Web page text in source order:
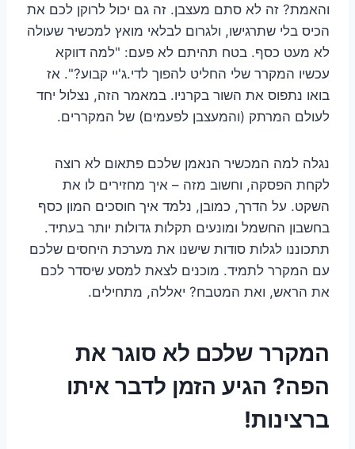
והאמת? זה לא סתם מעצבן. זה גם יכול לרוקן לכם את
הכיס בלי שתרגישו, ולגרום לבלאי מואץ למכשיר שעולה
לא מעט כסף. בטח תהיתם לא פעם: "למה דווקא
עכשיו המקרר שלי החליט להפוך לדי.ג'יי קבוע?". אז
בואו נתפוס את השור בקרניו. במאמר הזה, נצלול יחד
לעולם המרתק (והמעצבן לפעמים) של המקררים.
נגלה למה המכשיר הנאמן שלכם פתאום לא רוצה
לקחת הפסקה, וחשוב מזה – איך מחזירים לו את
השקט. על הדרך, כמובן, נלמד איך חוסכים המון כסף
בחשבון החשמל ומונעים תקלות גדולות יותר בעתיד.
תתכוננו לגלות סודות שישנו את מערכת היחסים שלכם
עם המקרר לתמיד. מוכנים לצאת למסע שיסדר לכם
את הראש, ואת המטבח? יאללה, מתחילים.
המקרר שלכם לא סוגר את
הפה? הגיע הזמן לדבר איתו
ברצינות!